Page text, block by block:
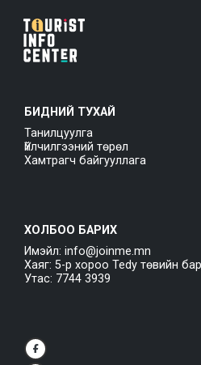
БИДНИЙ ТУХАЙ
Танилцуулга
Үйлчилгээний төрөл
Хамтрагч байгууллага
ХОЛБОО БАРИХ
Имэйл: info@joinme.mn
Хаяг: 5-р хороо Tedy төвийн
Утас: 7744 3939